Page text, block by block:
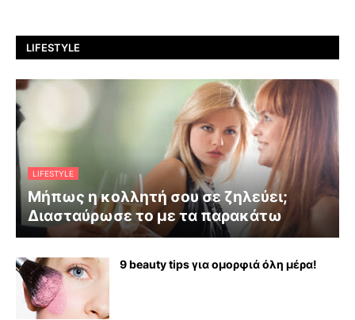
LIFESTYLE
LIFESTYLE
Μήπως η κολλητή σου σε ζηλεύει;
Διασταύρωσε το με τα παρακάτω
9 beauty tips για ομορφιά όλη μέρα!